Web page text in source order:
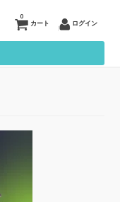
カート
0
ログイン